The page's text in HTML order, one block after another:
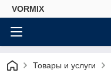
VORMIX
Товары и услуги